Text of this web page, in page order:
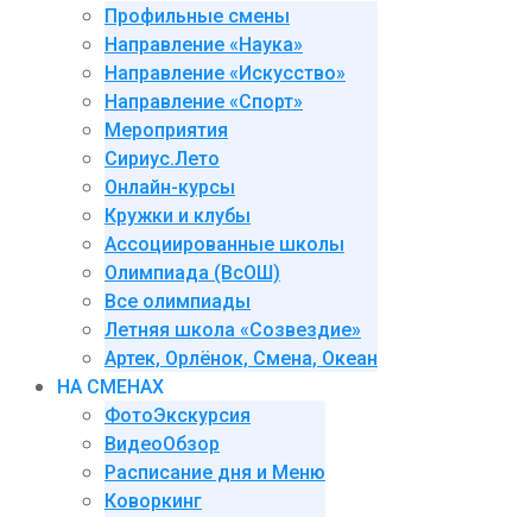
Профильные смены
Направление «Наука»
Направление «Искусство»
Направление «Спорт»
Мероприятия
Сириус.Лето
Онлайн-курсы
Кружки и клубы
Ассоциированные школы
Олимпиада (ВсОШ)
Все олимпиады
Летняя школа «Созвездие»
Артек, Орлёнок, Смена, Океан
НА СМЕНАХ
ФотоЭкскурсия
ВидеоОбзор
Расписание дня и Меню
Коворкинг